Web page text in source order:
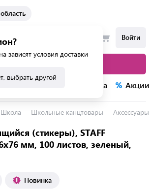
зависят условия доставки
выбрать другой
Войти
Распродажа Акции
Школа Школьные канцтовары
(стикеры), STAFF
мм, 100 листов, зеленый,
Новинка